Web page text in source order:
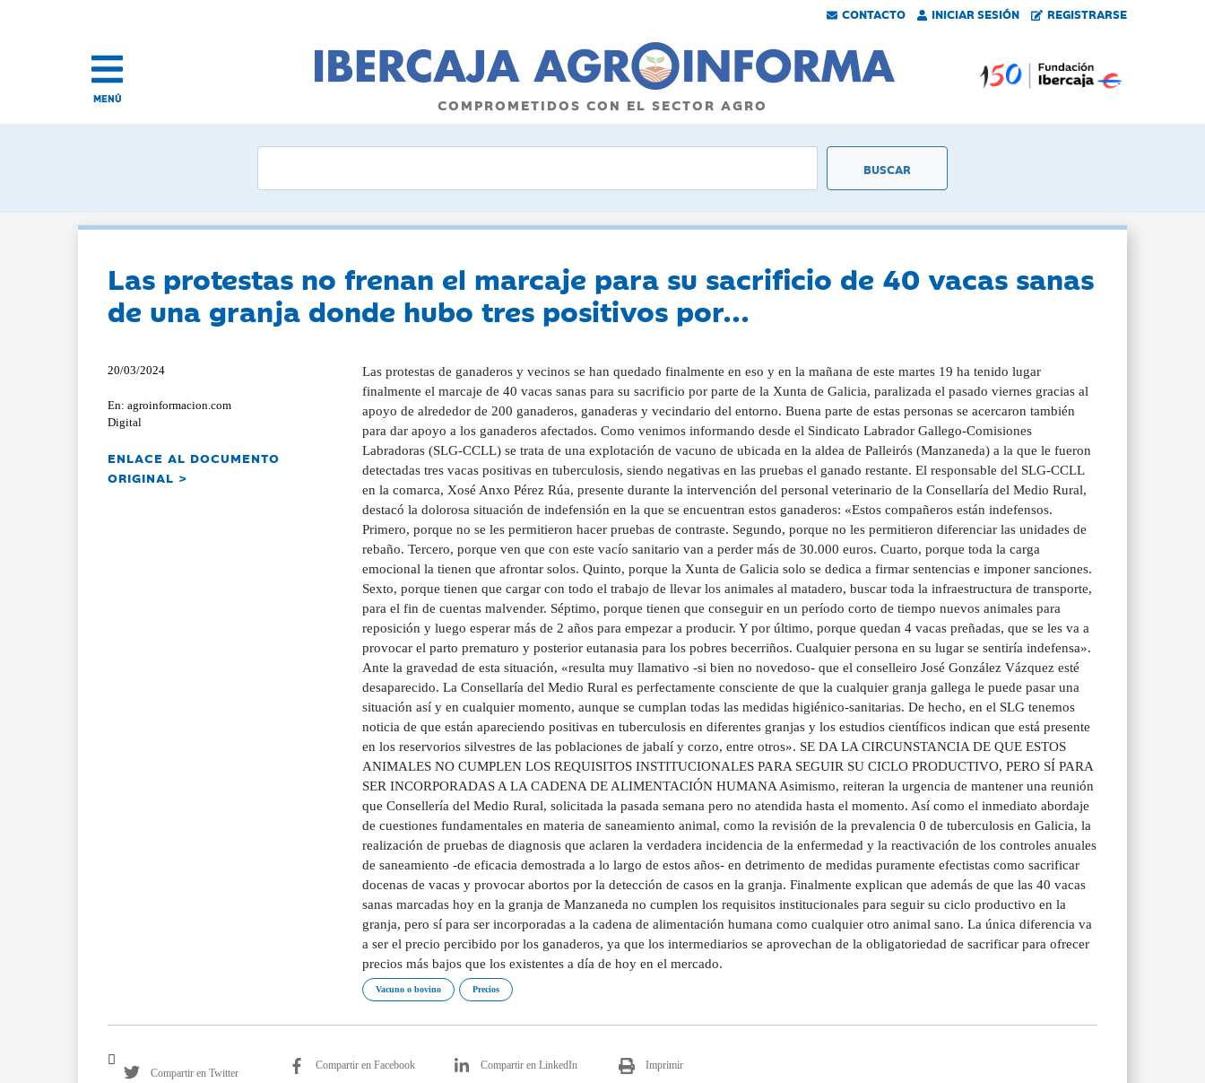
CONTACTO INICIAR SESIÓN REGISTRARSE
MENÚ COMPROMETIDOS CON EL SECTOR AGRO
Las protestas no frenan el marcaje para su sacrificio de 40 vacas sanas
de una granja donde hubo tres positivos por...
20/03/2024
En: agroinformacion.com
Digital
ENLACE AL DOCUMENTO
ORIGINAL >
Las protestas de ganaderos y vecinos se han quedado finalmente en eso y en la mañana de este martes 19 ha tenido lugar
finalmente el marcaje de 40 vacas sanas para su sacrificio por parte de la Xunta de Galicia, paralizada el pasado viernes gracias al
apoyo de alrededor de 200 ganaderos, ganaderas y vecindario del entorno. Buena parte de estas personas se acercaron también
para dar apoyo a los ganaderos afectados. Como venimos informando desde el Sindicato Labrador Gallego-Comisiones
Labradoras (SLG-CCLL) se trata de una explotación de vacuno de ubicada en la aldea de Palleirós (Manzaneda) a la que le fueron
detectadas tres vacas positivas en tuberculosis, siendo negativas en las pruebas el ganado restante. El responsable del SLG-CCLL
en la comarca, Xosé Anxo Pérez Rúa, presente durante la intervención del personal veterinario de la Consellaría del Medio Rural,
destacó la dolorosa situación de indefensión en la que se encuentran estos ganaderos: «Estos compañeros están indefensos.
Primero, porque no se les permitieron hacer pruebas de contraste. Segundo, porque no les permitieron diferenciar las unidades de
rebaño. Tercero, porque ven que con este vacío sanitario van a perder más de 30.000 euros. Cuarto, porque toda la carga
emocional la tienen que afrontar solos. Quinto, porque la Xunta de Galicia solo se dedica a firmar sentencias e imponer sanciones.
Sexto, porque tienen que cargar con todo el trabajo de llevar los animales al matadero, buscar toda la infraestructura de transporte,
para el fin de cuentas malvender. Séptimo, porque tienen que conseguir en un período corto de tiempo nuevos animales para
reposición y luego esperar más de 2 años para empezar a producir. Y por último, porque quedan 4 vacas preñadas, que se les va a
provocar el parto prematuro y posterior eutanasia para los pobres becerriños. Cualquier persona en su lugar se sentiría indefensa».
Ante la gravedad de esta situación, «resulta muy llamativo -si bien no novedoso- que el conselleiro José González Vázquez esté
desaparecido. La Consellaría del Medio Rural es perfectamente consciente de que la cualquier granja gallega le puede pasar una
situación así y en cualquier momento, aunque se cumplan todas las medidas higiénico-sanitarias. De hecho, en el SLG tenemos
noticia de que están apareciendo positivas en tuberculosis en diferentes granjas y los estudios científicos indican que está presente
en los reservorios silvestres de las poblaciones de jabalí y corzo, entre otros». SE DA LA CIRCUNSTANCIA DE QUE ESTOS
ANIMALES NO CUMPLEN LOS REQUISITOS INSTITUCIONALES PARA SEGUIR SU CICLO PRODUCTIVO, PERO SÍ PARA
SER INCORPORADAS A LA CADENA DE ALIMENTACIÓN HUMANA Asimismo, reiteran la urgencia de mantener una reunión
que Consellería del Medio Rural, solicitada la pasada semana pero no atendida hasta el momento. Así como el inmediato abordaje
de cuestiones fundamentales en materia de saneamiento animal, como la revisión de la prevalencia 0 de tuberculosis en Galicia, la
realización de pruebas de diagnosis que aclaren la verdadera incidencia de la enfermedad y la reactivación de los controles anuales
de saneamiento -de eficacia demostrada a lo largo de estos años- en detrimento de medidas puramente efectistas como sacrificar
docenas de vacas y provocar abortos por la detección de casos en la granja. Finalmente explican que además de que las 40 vacas
sanas marcadas hoy en la granja de Manzaneda no cumplen los requisitos institucionales para seguir su ciclo productivo en la
granja, pero sí para ser incorporadas a la cadena de alimentación humana como cualquier otro animal sano. La única diferencia va
a ser el precio percibido por los ganaderos, ya que los intermediarios se aprovechan de la obligatoriedad de sacrificar para ofrecer
precios más bajos que los existentes a día de hoy en el mercado.
Vacuno o bovino Precios
Compartir en Twitter
Compartir en Facebook Compartir en LinkedIn Imprimir